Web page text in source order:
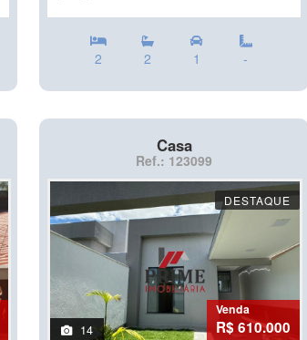
2 2 1 -
Casa
Ref.: 123099
DESTAQUE
14
Venda
R$ 610.000